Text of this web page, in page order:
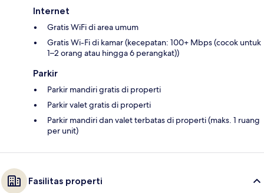
Internet
Gratis WiFi di area umum
Gratis Wi-Fi di kamar (kecepatan: 100+ Mbps (cocok untuk
1–2 orang atau hingga 6 perangkat))
Parkir
Parkir mandiri gratis di properti
Parkir valet gratis di properti
Parkir mandiri dan valet terbatas di properti (maks. 1 ruang
per unit)
Fasilitas properti